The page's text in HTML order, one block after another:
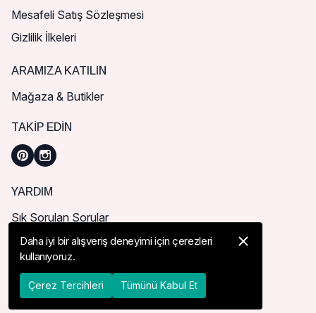
Mesafeli Satış Sözleşmesi
Gizlilik İlkeleri
ARAMIZA KATILIN
Mağaza & Butikler
TAKIP EDIN
YARDIM
Sık Sorulan Sorular
Nasıl Sipariş Verebilirim?
Kargo ve Teslimat
İade, İptal ve Değişim
Daha iyi bir alışveriş deneyimi için çerezleri
kullanıyoruz.
Çerez Tercihleri Tümünü Kabul Et